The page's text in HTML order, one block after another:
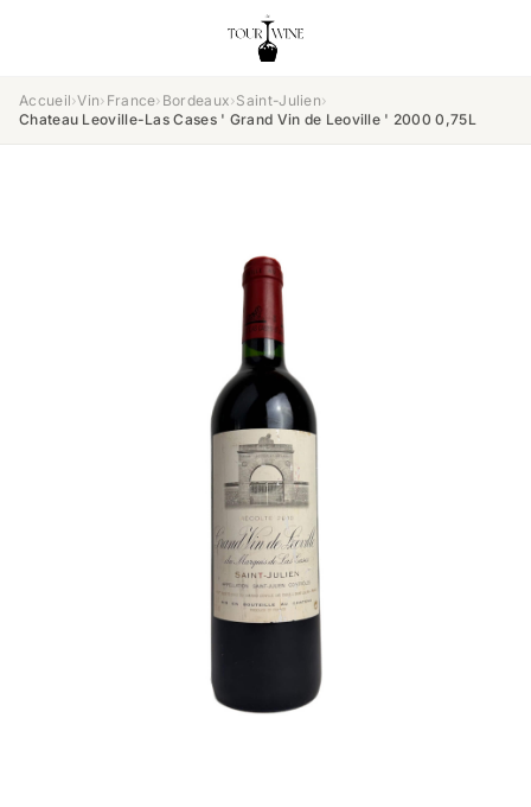
Accueil›Vin› France› Bordeaux›Saint-Julien›
Chateau Leoville-Las Cases ' Grand Vin de Leoville ' 2000 0,75L